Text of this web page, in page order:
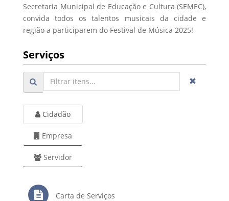
Secretaria Municipal de Educação e Cultura (SEMEC),
convida todos os talentos musicais da cidade e
região a participarem do Festival de Música 2025!
Serviços
Cidadão
Empresa
Servidor
Carta de Serviços